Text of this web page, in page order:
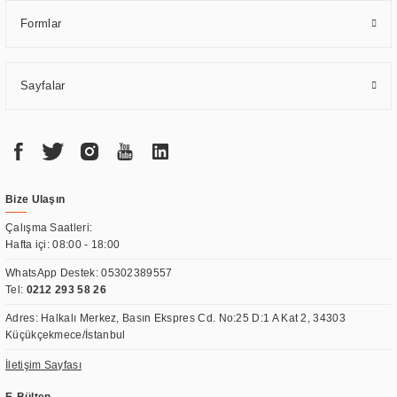
Formlar
Sayfalar
Bize Ulaşın
Çalışma Saatleri:
Hafta içi: 08:00 - 18:00
WhatsApp Destek:05302389557
Tel: 0212 293 58 26
Adres: Halkalı Merkez, Basın Ekspres Cd. No:25 D:1 A Kat 2, 34303
Küçükçekmece/İstanbul
İletişim Sayfası